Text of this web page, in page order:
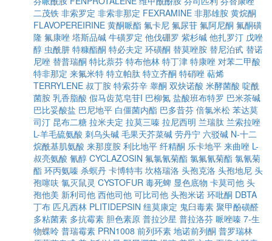
二茂铁 非索罗定 非索非那定 FEXRAMINE 非那雄胺 黄烷酮
FLAVOPEREIRINE 黄酮哌酯 氟卡尼 氟尿苷 氟阿尼酮 氟酮磺
隆 氟康唑 塔斯品碱 牛磺罗定 他伐硼罗 紫杉碱 他扎罗汀 戊唑
醇 虫酰肼 特糠酯酮 特必夫定 环磺酮 替莫唑胺 替尼泊甙 替诺
尼唑 替普瑞酮 特比萘芬 特布他林 特丁津 特康唑 对苯二甲酸
特非那定 来氟米特 特立帕肽 特立齐酮 特硝唑 萜烯
TERRYLENE 叔丁胺 特索芬辛 睾酮 双炔诺酸 米酵菌酸 啶酰
菌胺 乳香脂酸 假马齿苋皂苷I 巴柳氮 盐酸班布特罗 巴米茶碱
巴比妥酸盐 巴尼地平 白僵菌内酯 巴多昔芬 倍氯米松 苯达莫
司汀 昆布二糖 拉米夫定 拉莫三嗪 拉尼西明 兰瑞肽 兰索拉唑
L-羊毛硫氨酸 刺乌头碱 毛果天芥菜碱 劳丹宁 六驳碱 N-十二
烷酰基肌氨酸 来那度胺 利比地平 纤精酮 乐卡地平 来曲唑 L-
叔亮氨酸 氰醇 CYCLAZOSIN 氟氯氰菊酯 氯氟氰菊酯 氯氰菊
酯 环丙氨嗪 杀螟丹 卡博特韦 坎格瑞洛 头孢克洛 头孢地尼 头
孢噻呋 氯灭鼠灵 CYSTOFUR 毒死蜱 显色底物 卡莫司他 头
孢他美 新利司他 西他司他 可比司他 头孢米诺 环吡酮 DBTA
丁布 匹凡西林 PLITIDEPSIN 纽莫康定 鬼臼毒素 聚甲酚磺醛
多粘菌素 多抗霉素 胆色素原 普拉沙星 普拉洛芬 哌唑嗪 7-生
物蝶呤 普瑞霉素 PRN1008 前列环素 地诺前列酮 普罗瑞林